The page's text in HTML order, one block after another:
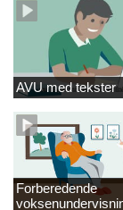
AVU med tekster
Forberedende